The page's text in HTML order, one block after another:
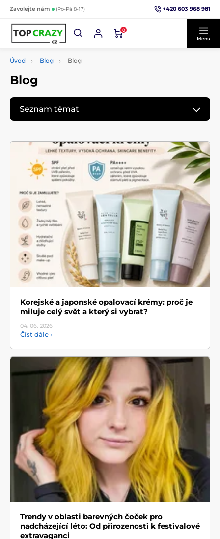
Zavolejte nám (Po-Pá 8-17) +420 603 968 981
0
Menu
Úvod Blog Blog
Blog
Seznam témat
Korejské a japonské opalovací krémy: proč je
miluje celý svět a který si vybrat?
04. 06. 2026
Číst dále ›
Trendy v oblasti barevných čoček pro
nadcházející léto: Od přirozenosti k festivalové
extravaganci